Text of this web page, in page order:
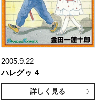
2005.9.22
ハレグゥ 4
詳しく見る